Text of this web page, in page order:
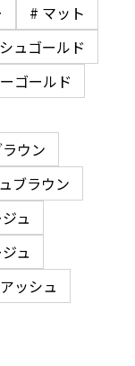
# マット
ュゴールド
ゴールド
ウン
ブラウン
ュ
ュ
ッシュ